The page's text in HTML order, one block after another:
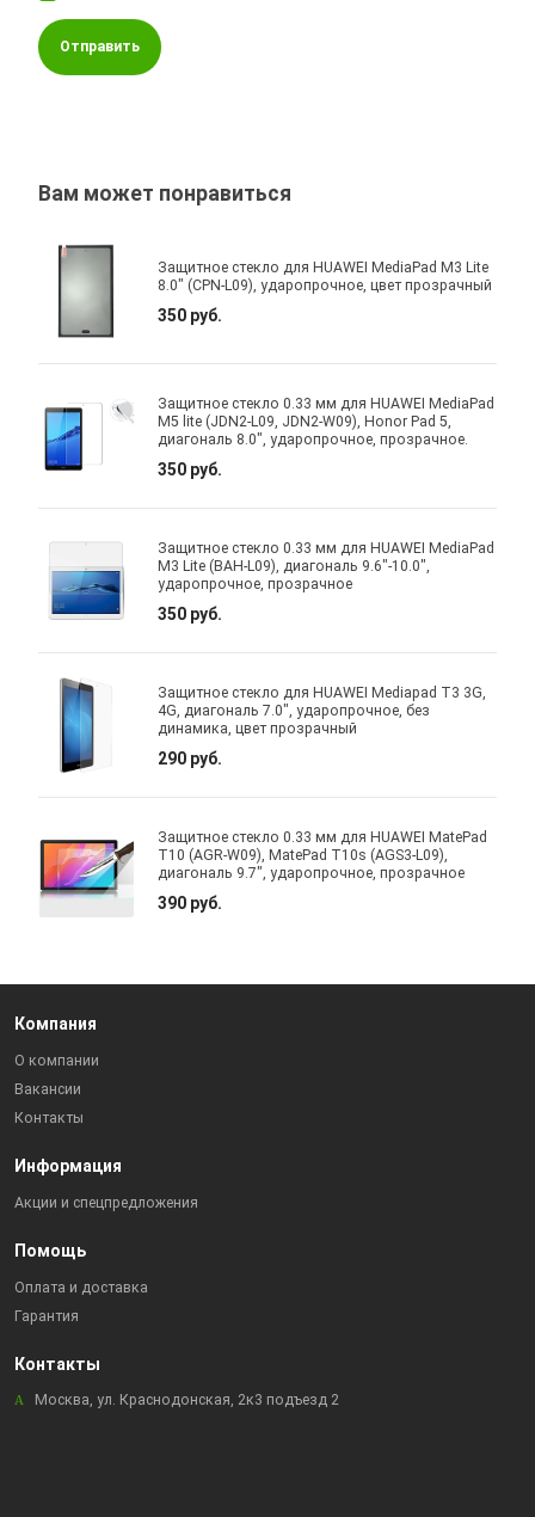
Отправить
Вам может понравиться
Защитное стекло для HUAWEI MediaPad M3 Lite
8.0" (CPN-L09), ударопрочное, цвет прозрачный
350 руб.
Защитное стекло 0.33 мм для HUAWEI MediaPad
M5 lite (JDN2-L09, JDN2-W09), Honor Pad 5,
диагональ 8.0", ударопрочное, прозрачное.
350 руб.
Защитное стекло 0.33 мм для HUAWEI MediaPad
M3 Lite (BAH-L09), диагональ 9.6"-10.0",
ударопрочное, прозрачное
350 руб.
Защитное стекло для HUAWEI Mediapad T3 3G,
4G, диагональ 7.0", ударопрочное, без
динамика, цвет прозрачный
290 руб.
Защитное стекло 0.33 мм для HUAWEI MatePad
T10 (AGR-W09), MatePad T10s (AGS3-L09),
диагональ 9.7", ударопрочное, прозрачное
390 руб.
Компания
О компании
Вакансии
Контакты
Информация
Акции и спецпредложения
Помощь
Оплата и доставка
Гарантия
Контакты
Москва, ул. Краснодонская, 2к3 подъезд 2